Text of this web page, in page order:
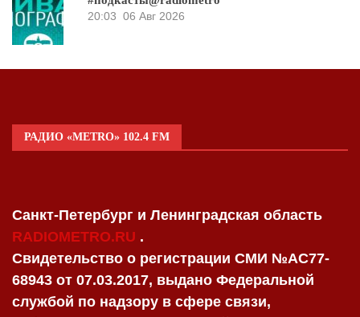
20:03 06 Авг 2026
РАДИО «METRO» 102.4 FM
Санкт-Петербург и Ленинградская область
RADIOMETRO.RU .
Свидетельство о регистрации СМИ №AC77-
68943 от 07.03.2017, выдано Федеральной
службой по надзору в сфере связи,